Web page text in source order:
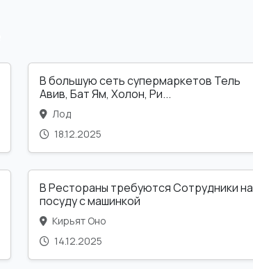
В большую сеть супермаркетов Тель
Авив, Бат Ям, Холон, Ри...
Лод
18.12.2025
В Рестораны требуются Сотрудники на
посуду с машинкой
Кирьят Оно
14.12.2025